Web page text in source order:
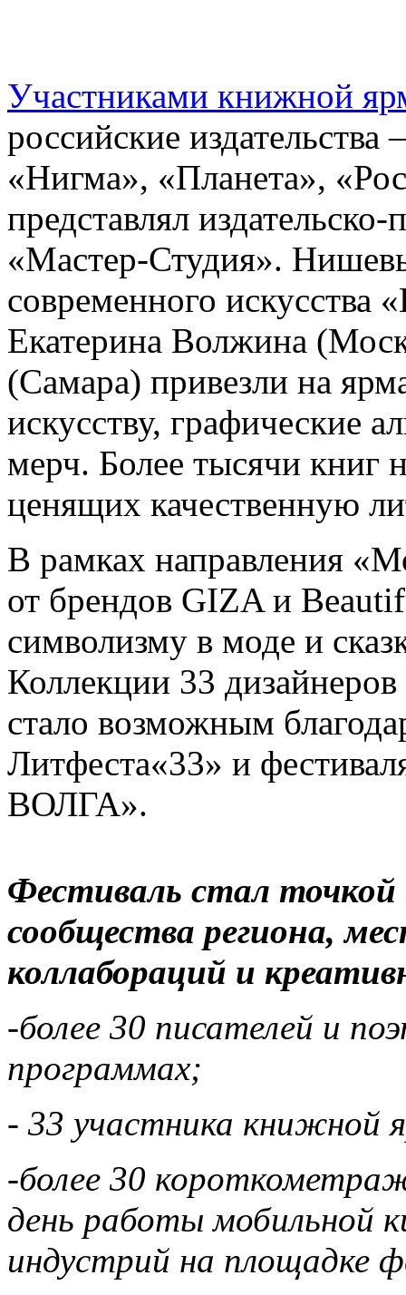
Участниками книжной
российские
«Нигма», «Планета»,
представлял
«Мастер-Студия».
современного
Екатерина Волжина
(Самара) привезли на
искусству, графические
мерч. Более тысячи книг
ценящих качественную
В рамках направления
от брендов GIZA и
символизму в моде и
Коллекции 33
стало возможным
Литфеста«33» и
ВОЛГА».
Фестиваль стал
сообщества региона,
коллабораций и
-более 30 писателей и
программах;
- 33 участника книжной
-более 30
день работы мобильной
индустрий на площадке